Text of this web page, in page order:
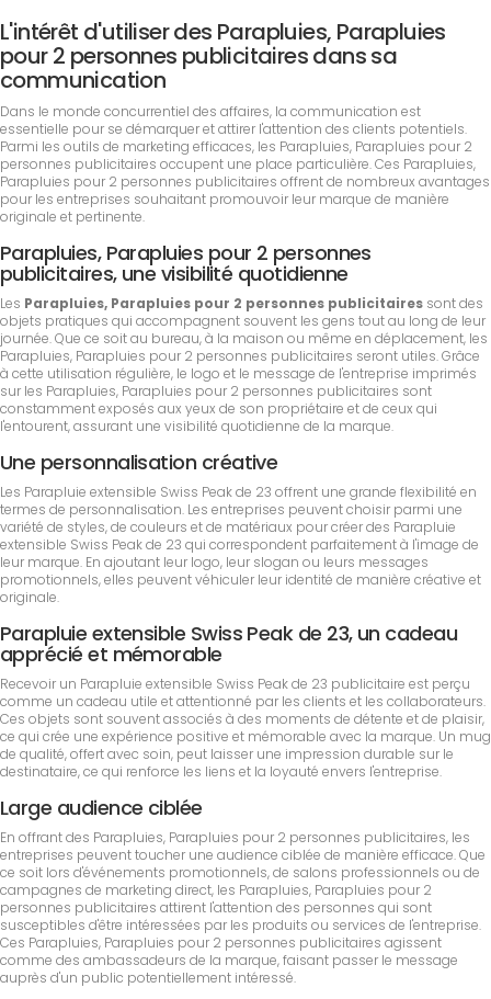
L'intérêt d'utiliser des Parapluies, Parapluies
pour 2 personnes publicitaires dans sa
communication
Dans le monde concurrentiel des affaires, la communication est
essentielle pour se démarquer et attirer l'attention des clients potentiels.
Parmi les outils de marketing efficaces, les Parapluies, Parapluies pour 2
personnes publicitaires occupent une place particulière. Ces Parapluies,
Parapluies pour 2 personnes publicitaires offrent de nombreux avantages
pour les entreprises souhaitant promouvoir leur marque de manière
originale et pertinente.
Parapluies, Parapluies pour 2 personnes
publicitaires, une visibilité quotidienne
Les Parapluies, Parapluies pour 2 personnes publicitaires sont des
objets pratiques qui accompagnent souvent les gens tout au long de leur
journée. Que ce soit au bureau, à la maison ou même en déplacement, les
Parapluies, Parapluies pour 2 personnes publicitaires seront utiles. Grâce
à cette utilisation régulière, le logo et le message de l'entreprise imprimés
sur les Parapluies, Parapluies pour 2 personnes publicitaires sont
constamment exposés aux yeux de son propriétaire et de ceux qui
l'entourent, assurant une visibilité quotidienne de la marque.
Une personnalisation créative
Les Parapluie extensible Swiss Peak de 23 offrent une grande flexibilité en
termes de personnalisation. Les entreprises peuvent choisir parmi une
variété de styles, de couleurs et de matériaux pour créer des Parapluie
extensible Swiss Peak de 23 qui correspondent parfaitement à l'image de
leur marque. En ajoutant leur logo, leur slogan ou leurs messages
promotionnels, elles peuvent véhiculer leur identité de manière créative et
originale.
Parapluie extensible Swiss Peak de 23, un cadeau
apprécié et mémorable
Recevoir un Parapluie extensible Swiss Peak de 23 publicitaire est perçu
comme un cadeau utile et attentionné par les clients et les collaborateurs.
Ces objets sont souvent associés à des moments de détente et de plaisir,
ce qui crée une expérience positive et mémorable avec la marque. Un mug
de qualité, offert avec soin, peut laisser une impression durable sur le
destinataire, ce qui renforce les liens et la loyauté envers l'entreprise.
Large audience ciblée
En offrant des Parapluies, Parapluies pour 2 personnes publicitaires, les
entreprises peuvent toucher une audience ciblée de manière efficace. Que
ce soit lors d'événements promotionnels, de salons professionnels ou de
campagnes de marketing direct, les Parapluies, Parapluies pour 2
personnes publicitaires attirent l'attention des personnes qui sont
susceptibles d'être intéressées par les produits ou services de l'entreprise.
Ces Parapluies, Parapluies pour 2 personnes publicitaires agissent
comme des ambassadeurs de la marque, faisant passer le message
auprès d'un public potentiellement intéressé.